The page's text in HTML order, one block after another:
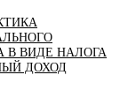
В ВИДЕ НАЛОГА
ДОХОД